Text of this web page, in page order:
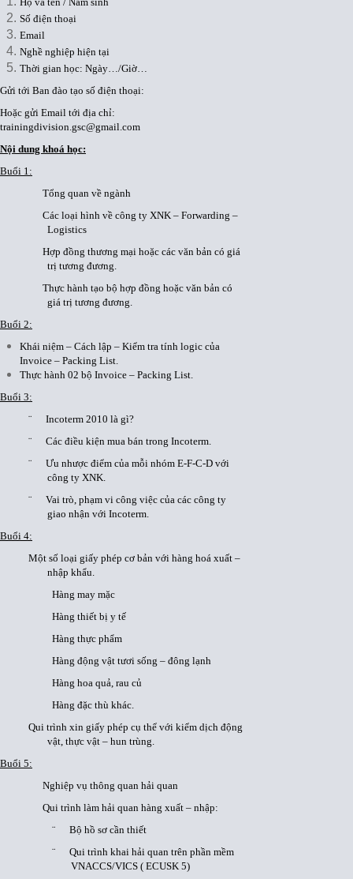
Số điện thoại
Email
Nghề nghiệp hiện tại
Thời gian học: Ngày…/Giờ…
Gửi tới Ban đào tạo số điện thoại:
Hoặc gửi Email tới địa chỉ:
trainingdivision.gsc@gmail.com
Nội dung khoá học:
Buổi 1:
Tổng quan về ngành
Các loại hình về công ty XNK – Forwarding –
Logistics
Hợp đồng thương mại hoặc các văn bản có giá
trị tương đương.
Thực hành tạo bộ hợp đồng hoặc văn bản có
giá trị tương đương.
Buổi 2:
Khái niệm – Cách lập – Kiểm tra tính logic của
Invoice – Packing List.
Thực hành 02 bộ Invoice – Packing List.
Buổi 3:
¨ Incoterm 2010 là gì?
¨ Các điều kiện mua bán trong Incoterm.
¨ Ưu nhược điểm của mỗi nhóm E-F-C-D với
công ty XNK.
¨ Vai trò, phạm vi công việc của các công ty
giao nhận với Incoterm.
Buổi 4:
Một số loại giấy phép cơ bản với hàng hoá xuất –
nhập khẩu.
Hàng may mặc
Hàng thiết bị y tế
Hàng thực phẩm
Hàng động vật tươi sống – đông lạnh
Hàng hoa quả, rau củ
Hàng đặc thù khác.
Qui trình xin giấy phép cụ thể với kiểm dịch động
vật, thực vật – hun trùng.
Buổi 5:
Nghiệp vụ thông quan hải quan
Qui trình làm hải quan hàng xuất – nhập:
¨ Bộ hồ sơ cần thiết
¨ Qui trình khai hải quan trên phần mềm
VNACCS/VICS ( ECUSK 5)